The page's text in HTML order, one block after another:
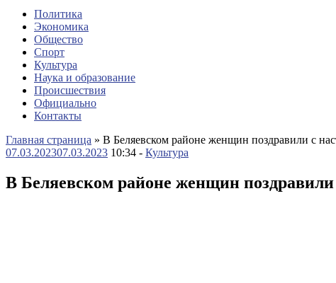
Политика
Экономика
Общество
Спорт
Культура
Наука и образование
Происшествия
Официально
Контакты
Главная страница » В Беляевском районе женщин поздравили с
07.03.202307.03.2023 10:34 - Культура
В Беляевском районе женщин